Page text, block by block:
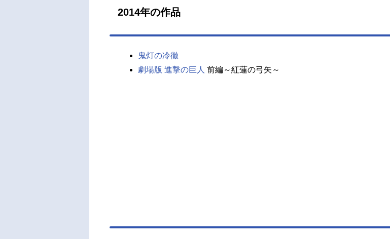
2014年の作品
鬼灯の冷徹
劇場版 進撃の巨人 前編～紅蓮の弓矢～